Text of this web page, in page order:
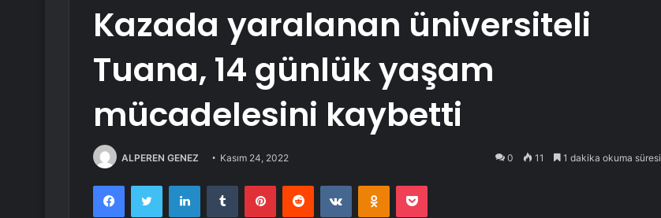
Kazada yaralanan üniversiteli
Tuana, 14 günlük yaşam
mücadelesini kaybetti
ALPEREN GENEZ Kasım 24, 2022 0 11 1 dakika okuma süresi
FacebookTwitter LinkedInTumblr PinterestReddit VKontakteOdnoklassniki
Pocket